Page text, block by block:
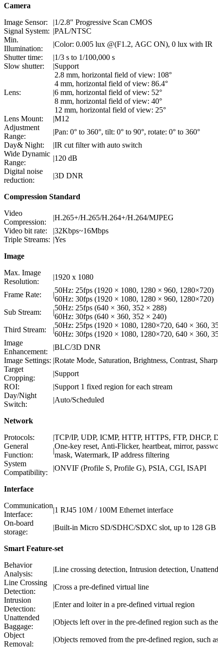
Camera
Image Sensor:
|1/2.8″ Progressive Scan CMOS
Signal System: |PAL/NTSC
Min.
Illumination:
|Color: 0.005 lux @(F1.2, AGC ON), 0 lux with IR
Shutter time:
|1/3 s to 1/100,000 s
Slow shutter:
|Support
Lens: |
2.8 mm, horizontal field of view: 108°
4 mm, horizontal field of view: 86.4°
6 mm, horizontal field of view: 52°
8 mm, horizontal field of view: 40°
12 mm, horizontal field of view: 25°
Lens Mount:
|M12
Adjustment
Range:
|Pan: 0° to 360°, tilt: 0° to 90°, rotate: 0° to 360°
Day& Night:
|IR cut filter with auto switch
Wide Dynamic
Range:
|120 dB
Digital noise
reduction:
|3D DNR
Compression Standard
Video
Compression:
|H.265+/H.265/H.264+/H.264/MJPEG
Video bit rate:
|32Kbps~16Mbps
Triple Streams: |Yes
Image
Max. Image
Resolution:
|1920 x 1080
Frame Rate: |
50Hz: 25fps (1920 × 1080, 1280 × 960, 1280×720)
60Hz: 30fps (1920 × 1080, 1280 × 960, 1280×720)
Sub Stream:
|
50Hz: 25fps (640 × 360, 352 × 288)
60Hz: 30fps (640 × 360, 352 × 240)
Third Stream:
|
50Hz: 25fps (1920 × 1080, 1280×720, 640 × 360,
60Hz: 30fps (1920 × 1080, 1280×720, 640 × 360,
Image
Enhancement:
|BLC/3D DNR
Image Settings: |Rotate Mode, Saturation, Brightness, Contrast,
Target
Cropping:
|Support
ROI:
|Support 1 fixed region for each stream
Day/Night
Switch:
|Auto/Scheduled
Network
Protocols:
|TCP/IP, UDP, ICMP, HTTP, HTTPS, FTP, DHCP,
General
Function:
|
One-key reset, Anti-Flicker, heartbeat, mirror,
mask, Watermark, IP address filtering
System
Compatibility:
|ONVIF (Profile S, Profile G), PSIA, CGI, ISAPI
Interface
Communication
Interface:
|1 RJ45 10M / 100M Ethernet interface
On-board
storage:
|Built-in Micro SD/SDHC/SDXC slot, up to 128 GB
Smart Feature-set
Behavior
Analysis:
|Line crossing detection, Intrusion detection,
Line Crossing
Detection:
|Cross a pre-defined virtual line
Intrusion
Detection:
|Enter and loiter in a pre-defined virtual region
Unattended
Baggage:
|Objects left over in the pre-defined region such as
Object
Removal:
|Objects removed from the pre-defined region, such